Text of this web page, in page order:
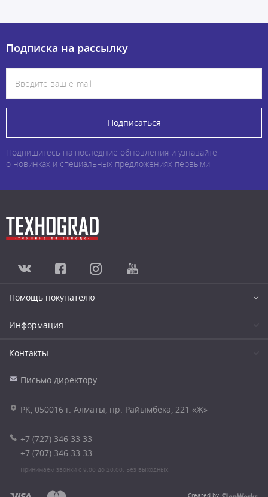
Подписка на рассылку
Подписаться
Подпишитесь на последние обновления и узнавайте
о новинках и специальных предложениях первыми
Помощь покупателю
Информация
Контакты
Письмо директору
РК, 050016 г. Алматы, пр. Райымбека, 221 «Ж»
+7 (727) 346 33 33
+7 (707) 346 33 33
Принимаем звонки с 9.00 до 20.00. Без выходных.